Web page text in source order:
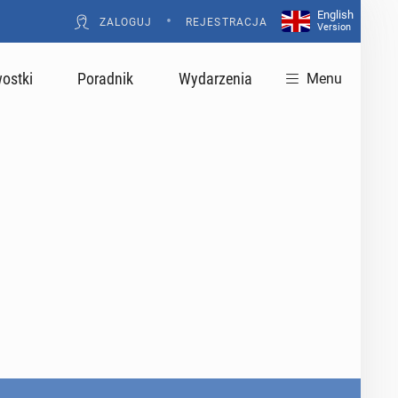
ZALOGUJ • REJESTRACJA
English
Version
Poradnik Wydarzenia Menu